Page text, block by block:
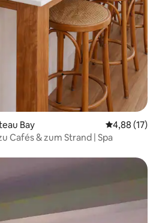
Bay
4,88 (17)
Cafés & zum Strand | Spa